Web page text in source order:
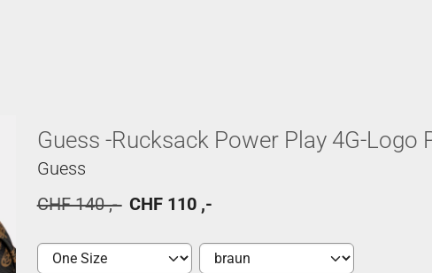
Guess -Rucksack Power Play 4G-Logo
Guess
CHF 140 ,- CHF 110 ,-